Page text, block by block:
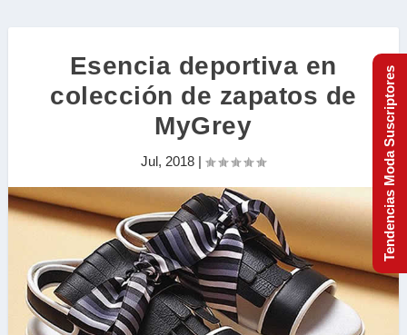
Esencia deportiva en
colección de zapatos de
MyGrey
Jul, 2018 | Tendencias Moda Suscriptores